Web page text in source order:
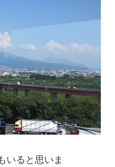
いると思いま